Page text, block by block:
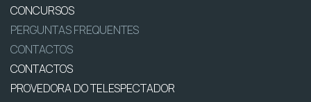
CONCURSOS
PERGUNTAS FREQUENTES
CONTACTOS
CONTACTOS
PROVEDORA DO TELESPECTADOR